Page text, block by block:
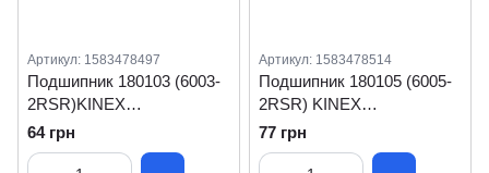
Артикул: 1583478497
Подшипник 180103 (6003-
2RSR)KINEX
(Словаччина)
64 грн
Артикул: 1583478514
Подшипник 180105 (6005-
2RSR) KINEX
(Словаччина)
77 грн